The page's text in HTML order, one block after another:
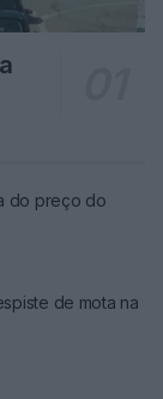
do preço do
de mota na